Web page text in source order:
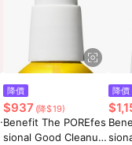
降價
$937 (降$19)
Benefit The POREfes
sional Good Cleanup
降價